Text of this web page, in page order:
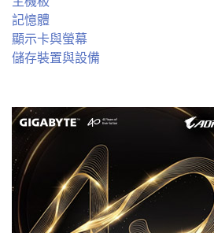
記憶體
顯示卡與螢幕
儲存裝置與設備